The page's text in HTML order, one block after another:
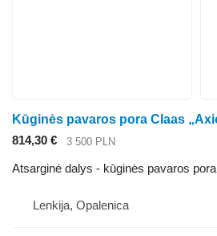
814,30 € 3 500 PLN
Atsarginė dalys - kūginės pavaros pora
Lenkija, Opalenica